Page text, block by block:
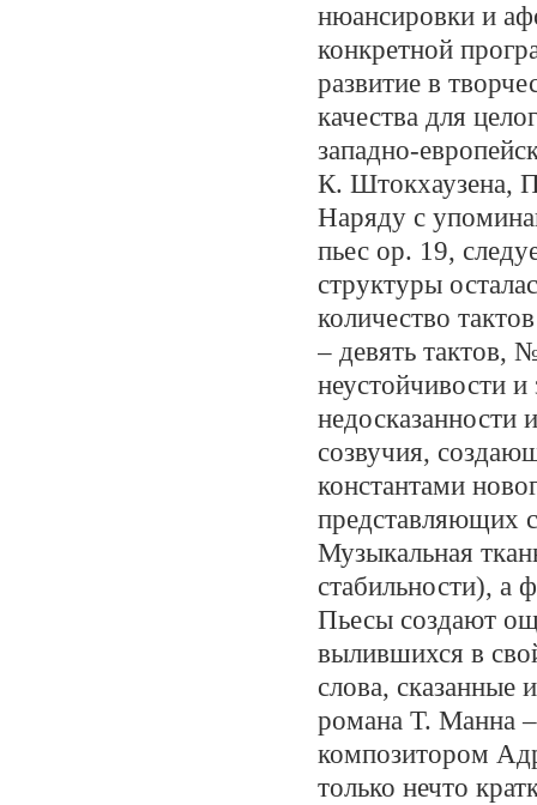
нюансировки и
конкретной
развитие в
качества для
западно-
К. Штокхаузена,
Наряду с
пьес ор. 19,
структуры
количество
– девять тактов,
неустойчивости
недосказанности
созвучия,
константами
представляющих
Музыкальная
стабильности), а
Пьесы создают
вылившихся в
слова, сказанные
романа Т. Манна
композитором
только нечто